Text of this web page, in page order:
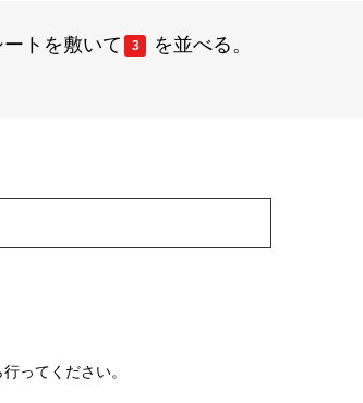
トを敷いて 3 を並べる。
ってください。